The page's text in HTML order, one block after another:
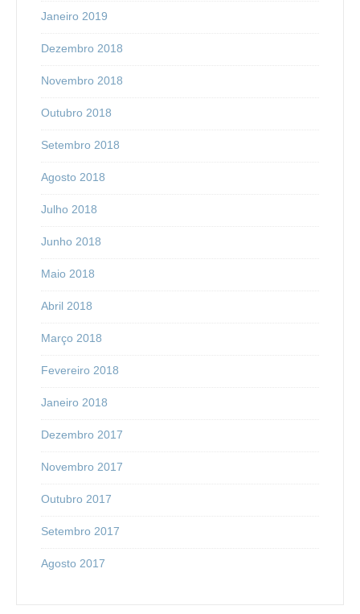
Janeiro 2019
Dezembro 2018
Novembro 2018
Outubro 2018
Setembro 2018
Agosto 2018
Julho 2018
Junho 2018
Maio 2018
Abril 2018
Março 2018
Fevereiro 2018
Janeiro 2018
Dezembro 2017
Novembro 2017
Outubro 2017
Setembro 2017
Agosto 2017